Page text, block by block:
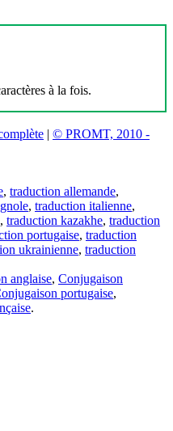
à la fois.
| © PROMT, 2010 -
, traduction allemande,
, traduction italienne,
, traduction kazakhe, traduction
portugaise, traduction
ukrainienne, traduction
anglaise, Conjugaison
portugaise,
.